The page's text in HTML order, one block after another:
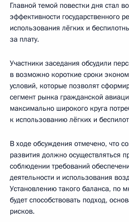
Главной темой повестки дня стал
эффективности государственного
использования лёгких и
за плату.
Участники заседания обсудили
в возможно короткие сроки
условий, которые позволят
сегмент рынка гражданской
максимально широкого круга
к использованию лёгких и
В ходе обсуждения отмечено, что
развития должно осуществляться
соблюдении требований
деятельности и использования
Установлению такого баланса, по
будет способствовать подход,
рисков.